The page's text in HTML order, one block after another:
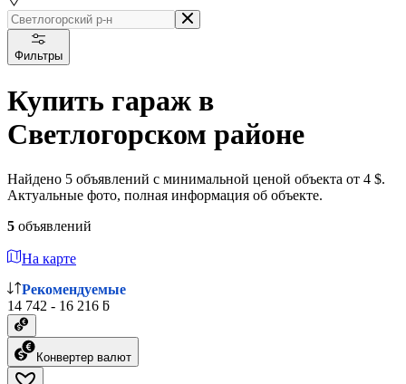
Фильтры
Купить гараж в
Светлогорском районе
Найдено 5 объявлений с минимальной ценой объекта от 4 $.
Актуальные фото, полная информация об объекте.
5 объявлений
На карте
Рекомендуемые
14 742 - 16 216 ƃ
Конвертер валют